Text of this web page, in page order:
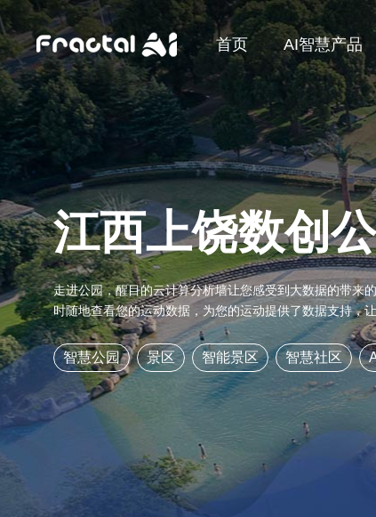
首页 AI智慧产品
江西上饶数创
走进公园，醒目的云计算分析墙让您感受到大数据的带来
时随地查看您的运动数据，为您的运动提供了数据支持，
智慧公园 景区 智能景区 智慧社区